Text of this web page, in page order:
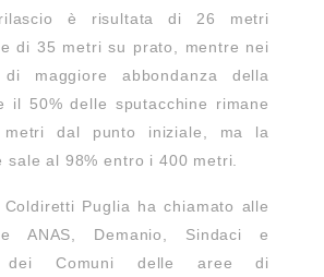
è risultata di 26 metri
di 35 metri su prato, mentre nei
maggiore abbondanza della
il 50% delle sputacchine rimane
dal punto iniziale, ma la
sale al 98% entro i 400 metri.
Coldiretti Puglia ha chiamato alle
ANAS, Demanio, Sindaci e
dei Comuni delle aree di